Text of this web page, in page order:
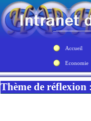
Accueil
Economie
Thème de réflexion